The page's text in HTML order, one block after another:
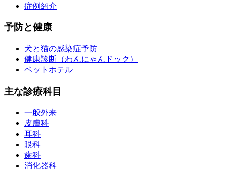
症例紹介
予防と健康
犬と猫の感染症予防
健康診断（わんにゃんドック）
ペットホテル
主な診療科目
一般外来
皮膚科
耳科
眼科
歯科
消化器科